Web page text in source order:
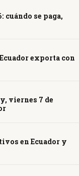
cuándo se paga,
exporta con
viernes 7 de
en Ecuador y